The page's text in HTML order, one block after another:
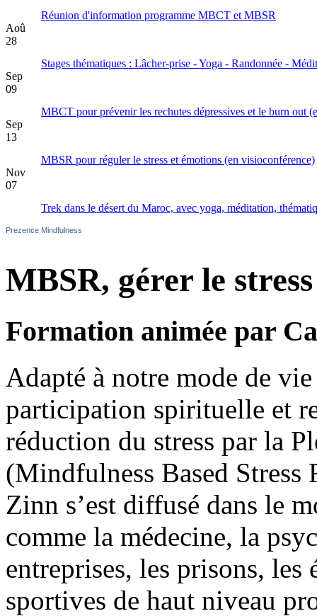
Réunion d'information programme MBCT et MBSR
Aoû
28
Stages thématiques : Lâcher-prise - Yoga - Randonnée -
Sep
09
MBCT pour prévenir les rechutes dépressives et le burn out
Sep
13
MBSR pour réguler le stress et émotions (en visioconférence)
Nov
07
Trek dans le désert du Maroc, avec yoga, méditation,
Prezence Mindfulness
MBSR, gérer le
Formation animée par
Adapté à notre mode de
participation spirituelle et
réduction du stress par la
(Mindfulness Based Stress
Zinn s’est diffusé dans le
comme la médecine, la
entreprises, les prisons, les
sportives de haut niveau